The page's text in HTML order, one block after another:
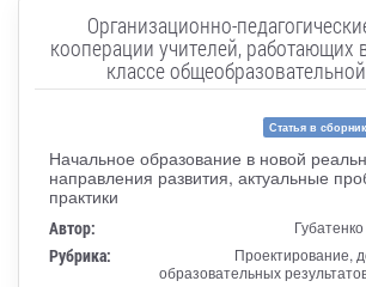
Организационно-
кооперации учителей,
классе
Статья в
Начальное образование в новой
направления развития, актуальные
практики
Автор:
Рубрика:
Проектирование,
образовательных